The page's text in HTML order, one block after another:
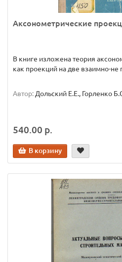
Аксонометрические
В книге изложена теория
как проекций на две взаимно-
Автор: Дольский Е.Е., Горленко
540.00 р.
В корзину